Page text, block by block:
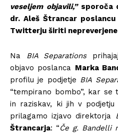
veseljem objavili,”sporoča
dr. Aleš Štrancar
Twitterju širiti
Na BIA Separations
objavo poslanca Marka
profilu je podjetje BIA
“tempirano bombo”, kar
in raziskav, ki jih v podjetju
prilagamo izjavo direktorja
Štrancarja: “Če g. Bandelli